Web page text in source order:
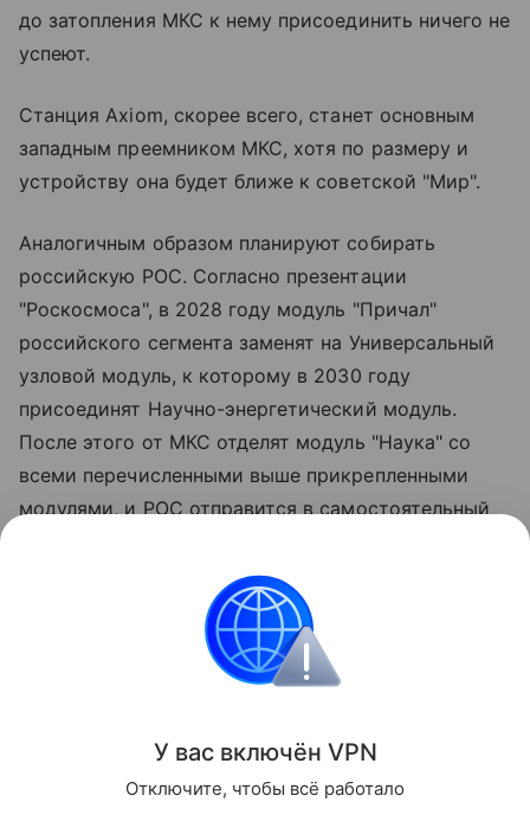
до затопления МКС к нему присоединить ничего не
успеют.
Станция Axiom, скорее всего, станет основным
западным преемником МКС, хотя по размеру и
устройству она будет ближе к советской "Мир".
Аналогичным образом планируют собирать
российскую РОС. Согласно презентации
"Роскосмоса", в 2028 году модуль "Причал"
российского сегмента заменят на Универсальный
узловой модуль, к которому в 2030 году
присоединят Научно-энергетический модуль.
После этого от МКС отделят модуль "Наука" со
всеми перечисленными выше прикрепленными
модулями, и РОС отправится в самостоятельный
Правда, по прошлому опыту, подготовка этих
модулей может сильно затянуться, и есть шанс,
что МКС до их появления не доживет.
Поделиться
У вас включён VPN
Отключите, чтобы всё работало